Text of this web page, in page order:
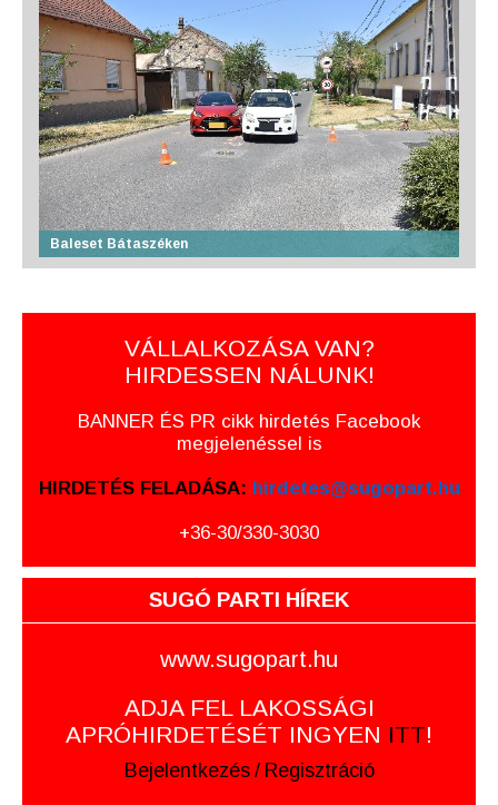
Baleset Bátaszéken
VÁLLALKOZÁSA VAN?
HIRDESSEN NÁLUNK!
BANNER ÉS PR cikk hirdetés Facebook
megjelenéssel is
HIRDETÉS FELADÁSA: hirdetes@sugopart.hu
+36-30/330-3030
SUGÓ PARTI HÍREK
www.sugopart.hu
ADJA FEL LAKOSSÁGI
APRÓHIRDETÉSÉT INGYEN ITT!
Bejelentkezés / Regisztráció